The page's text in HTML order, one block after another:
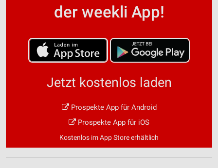
der weekli App!
Jetzt kostenlos laden
Prospekte App für Android
Prospekte App für iOS
Kostenlos im App Store erhältlich